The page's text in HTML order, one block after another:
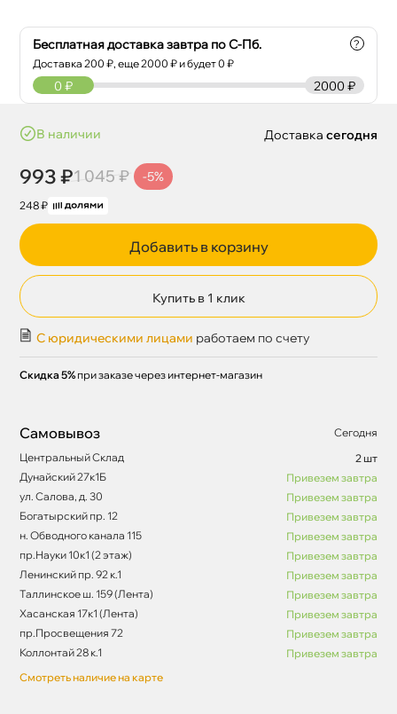
Бесплатная доставка завтра по С-Пб.
Доставка200 ₽, еще2000 ₽ и будет 0 ₽
?
2000 ₽
0 ₽
наличии
993 ₽1 045 ₽ -5%
248 ₽
Доставка сегодня
Добавить в корзину
Купить в 1 клик
С юридическими лицами работаем по счету
Скидка 5% при заказе через интернет-магазин
Самовывоз
Сегодня
Центральный Склад
2 шт
Дунайский 27к1Б
Привезем завтра
ул. Салова, д. 30
Привезем завтра
Богатырский пр. 12
Привезем завтра
н. Обводного канала 115
Привезем завтра
пр.Науки 10к1 (2 этаж)
Привезем завтра
Ленинский пр. 92 к.1
Привезем завтра
Таллинское ш. 159 (Лента)
Привезем завтра
Хасанская 17к1 (Лента)
Привезем завтра
пр.Просвещения 72
Привезем завтра
Коллонтай 28 к.1
Привезем завтра
Смотреть наличие на карте